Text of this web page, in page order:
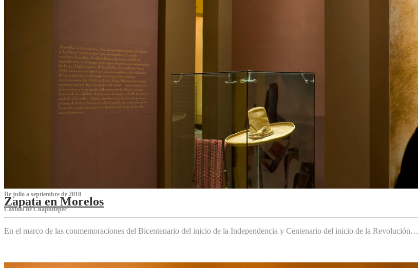
De julio a septiembre de 2010
Zapata en Morelos
Castillo de Chapultepec
En el marco de las conmemoraciones del Bicentenario del inicio de la Independencia y Centenario del inicio de la Revolución…